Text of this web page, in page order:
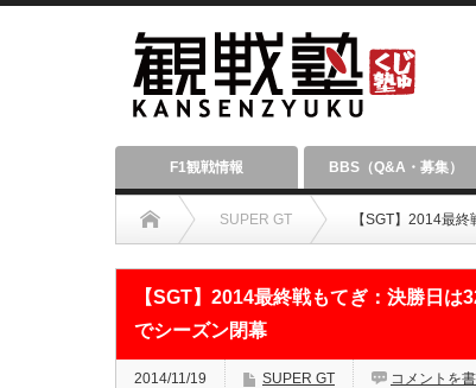
F1観戦情報 BBS（Q&A・募集）
SUPER GT 【SGT】2014最
【SGT】2014最終戦もてぎ：決勝日
でシーズン閉幕
2014/11/19 SUPER GT コメントを書